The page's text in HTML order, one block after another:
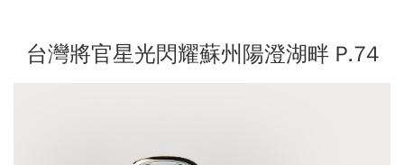
台灣將官星光閃耀蘇州陽澄湖畔 P.74